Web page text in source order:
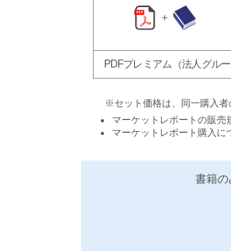
＋
PDFプレミアム（法人グル
※セット価格は、同一購入者
マーケットレポートの販売
マーケットレポート購入に
書籍の